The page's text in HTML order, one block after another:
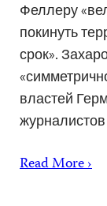
Феллеру
покинуть
срок».
властей
Read More ›